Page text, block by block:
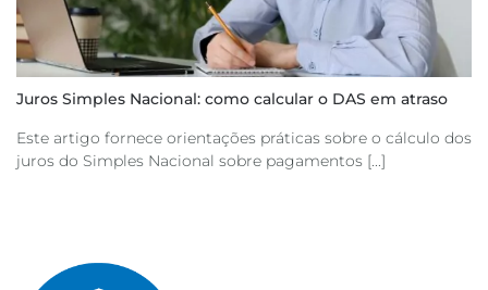
Juros Simples Nacional: como calcular o DAS em atraso
Este artigo fornece orientações práticas sobre o cálculo dos
juros do Simples Nacional sobre pagamentos [...]